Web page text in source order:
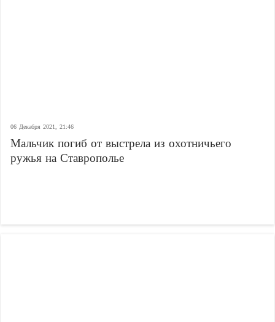
06 Декабря 2021, 21:46
Мальчик погиб от выстрела из охотничьего
ружья на Ставрополье